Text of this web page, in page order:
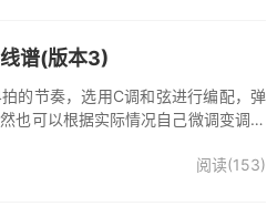
谱(版本3)
的节奏，选用C调和弦进行编配，弹
也可以根据实际情况自己微调变调夹
奏、间奏、尾奏solo编配，精编完美
阅读(153)